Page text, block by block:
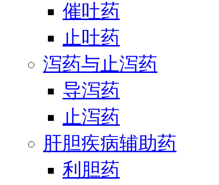
催吐药
止吐药
泻药与止泻药
导泻药
止泻药
肝胆疾病辅助药
利胆药